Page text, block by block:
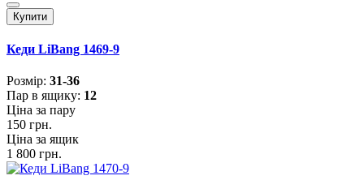
Купити
Кеди LiBang 1469-9
Розмiр: 31-36
Пар в ящику: 12
Ціна за пару
150 грн.
Ціна за ящик
1 800 грн.